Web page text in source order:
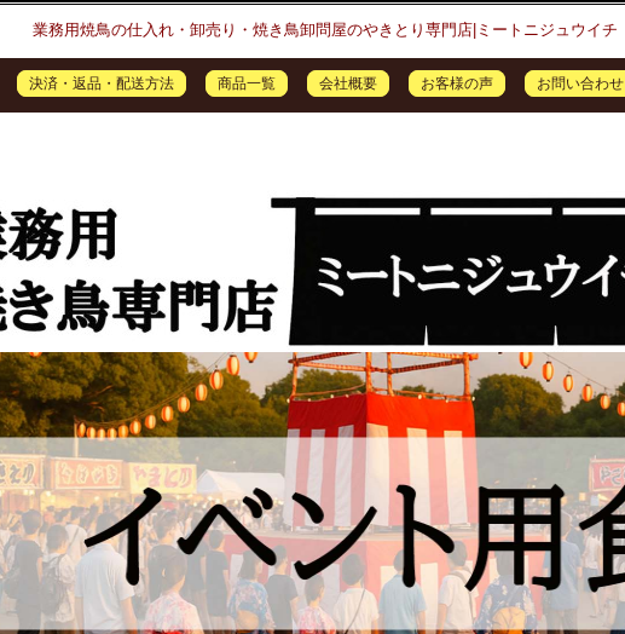
業務用焼鳥の仕入れ・卸売り・焼き鳥卸問屋のやきとり専門店|ミートニジュウイチ
決済・返品・配送方法 商品一覧 会社概要 お客様の声 お問い合わせ